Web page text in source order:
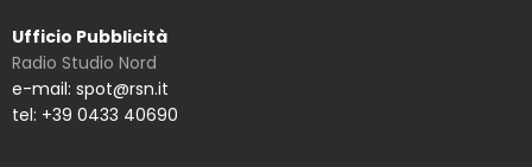
Ufficio Pubblicità
Radio Studio Nord
e-mail: spot@rsn.it
tel: +39 0433 40690